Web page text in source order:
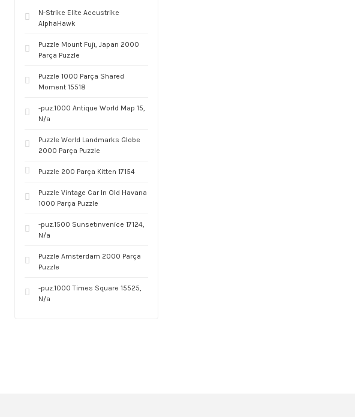
N-Strike Elite Accustrike
AlphaHawk
Puzzle Mount Fujı, Japan 2000
Parça Puzzle
Puzzle 1000 Parça Shared
Moment 15518
-puz.1000 Antique World Map 15,
N/a
Puzzle World Landmarks Globe
2000 Parça Puzzle
Puzzle 200 Parça Kitten 17154
Puzzle Vintage Car In Old Havana
1000 Parça Puzzle
-puz.1500 Sunsetınvenice 17124,
N/a
Puzzle Amsterdam 2000 Parça
Puzzle
-puz.1000 Times Square 15525,
N/a